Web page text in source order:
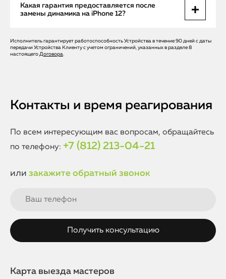
аккуратность ремонта.
рекомендуется, так как требует специальных
компоненты устройства или ухудшить ситуацию. Для
безопасного и качественного ремонта лучше обратиться
в сервисный центр Apple Help, где работают
Какая гарантия предоставляется после
замены динамика на iPhone 12?
В сервисном центре Apple Help мы предоставляем
официальную гарантию на все выполненные работы и
Исполнитель гарантирует работоспособность Устройства в течение 90 дней с даты
передачи Устройства Клиенту с учетом ограничений, указанных в разделе 8
настоящего Договора.
Контакты и время реагирования
По всем интересующим вас вопросам, обращайтесь
по телефону: +7 (812) 213-04-21
или закажите обратный звонок
Карта выезда мастеров